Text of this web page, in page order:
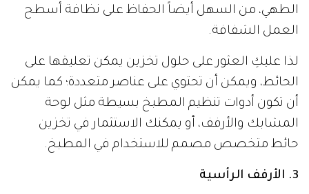
الطهي، من السهل أيضاً الحفاظ على نظافة أسطح
العمل الشفافة.
لذا عليكِ العثور على حلول تخزين يمكن تعليقها على
الحائط، ويمكن أن تحتوي على عناصر متعددة؛ كما يمكن
أن تكون أدوات تنظيم المطبخ بسيطة مثل لوحة
المشابك والأرفف، أو يمكنك الاستثمار في تخزين
حائط متخصص مصمم للاستخدام في المطبخ.
3. الأرفف الرأسية